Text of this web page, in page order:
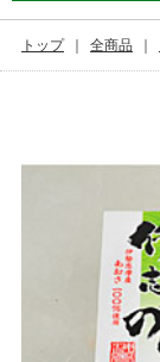
トップ 全商品